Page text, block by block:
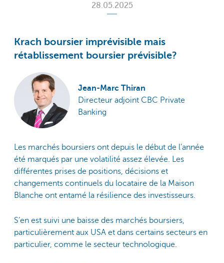
28.05.2025
Krach boursier imprévisible mais
rétablissement boursier prévisible?
Jean-Marc Thiran
Directeur adjoint CBC Private
Banking
Les marchés boursiers ont depuis le début de l’année
été marqués par une volatilité assez élevée. Les
différentes prises de positions, décisions et
changements continuels du locataire de la Maison
Blanche ont entamé la résilience des investisseurs.
S’en est suivi une baisse des marchés boursiers,
particulièrement aux USA et dans certains secteurs en
particulier, comme le secteur technologique.